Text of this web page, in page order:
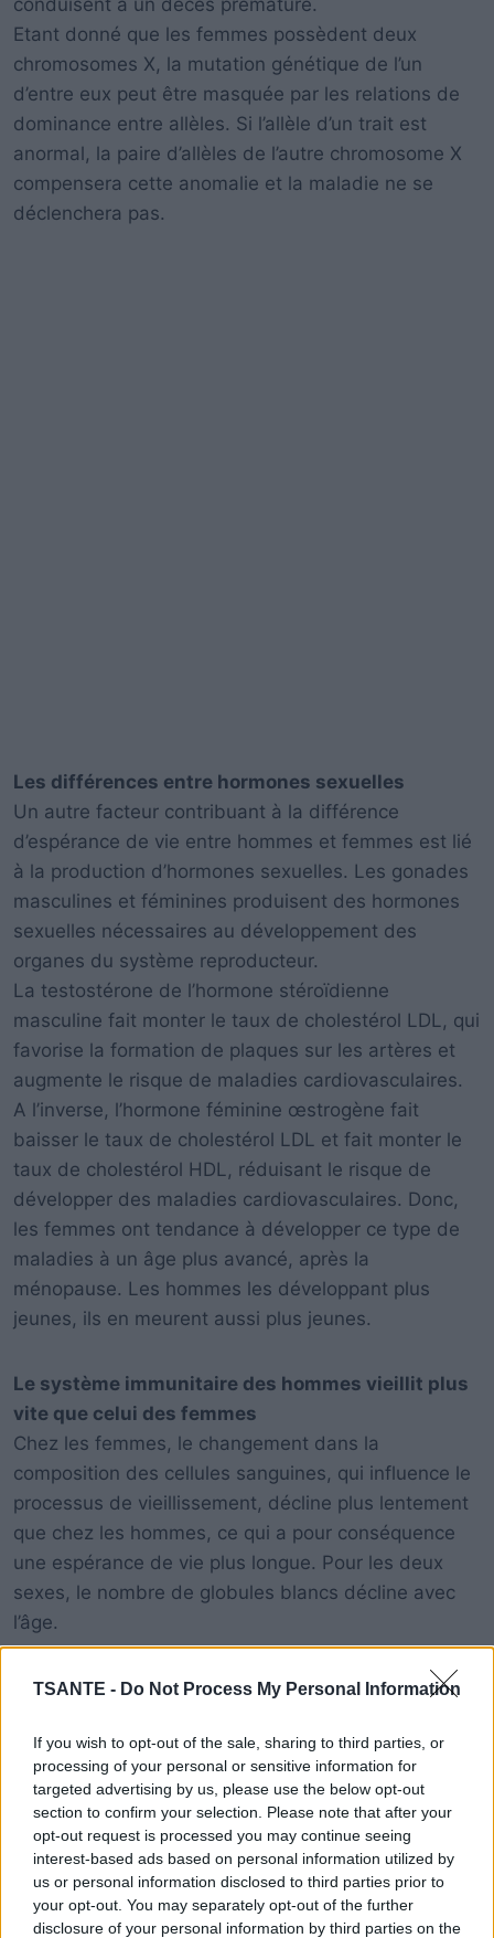
TSANTE - Do Not Process My Personal Information
If you wish to opt-out of the sale, sharing to third parties, or
processing of your personal or sensitive information for
targeted advertising by us, please use the below opt-out
section to confirm your selection. Please note that after your
opt-out request is processed you may continue seeing
interest-based ads based on personal information utilized by
us or personal information disclosed to third parties prior to
your opt-out. You may separately opt-out of the further
disclosure of your personal information by third parties on the
conduisent à un décès prématuré.
Etant donné que les femmes possèdent deux
chromosomes X, la mutation génétique de l’un
d’entre eux peut être masquée par les relations de
dominance entre allèles. Si l’allèle d’un trait est
anormal, la paire d’allèles de l’autre chromosome X
compensera cette anomalie et la maladie ne se
déclenchera pas.
Les différences entre hormones sexuelles
Un autre facteur contribuant à la différence
d’espérance de vie entre hommes et femmes est lié
à la production d’hormones sexuelles. Les gonades
masculines et féminines produisent des hormones
sexuelles nécessaires au développement des
organes du système reproducteur.
La testostérone de l’hormone stéroïdienne
masculine fait monter le taux de cholestérol LDL, qui
favorise la formation de plaques sur les artères et
augmente le risque de maladies cardiovasculaires.
A l’inverse, l’hormone féminine œstrogène fait
baisser le taux de cholestérol LDL et fait monter le
taux de cholestérol HDL, réduisant le risque de
développer des maladies cardiovasculaires. Donc,
les femmes ont tendance à développer ce type de
maladies à un âge plus avancé, après la
ménopause. Les hommes les développant plus
jeunes, ils en meurent aussi plus jeunes.
Le système immunitaire des hommes vieillit plus
vite que celui des femmes
Chez les femmes, le changement dans la
composition des cellules sanguines, qui influence le
processus de vieillissement, décline plus lentement
que chez les hommes, ce qui a pour conséquence
une espérance de vie plus longue. Pour les deux
sexes, le nombre de globules blancs décline avec
l’âge.